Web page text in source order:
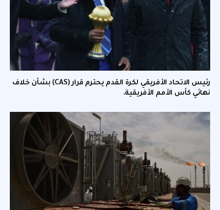
رئيس الاتحاد الأفريقي لكرة القدم يحترم قرار (CAS) بشأن خلاف
نهائي كأس الأمم الأفريقية.